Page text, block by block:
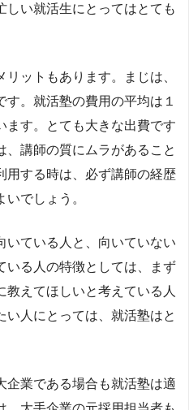
しい就活生にとってはとても
ットもあります。まじは、
。就活塾の費用の平均は１
ます。とても大きな出費です
、講師の質にムラがあること
用する時は、必ず講師の経歴
でしょう。
いている人と、向いていない
いる人の特徴としては、まず
えてほしいと考えている人
い人にとっては、就活塾はと
企業である場合も就活塾は適